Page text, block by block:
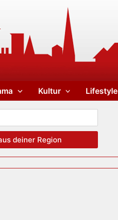
Kultur Lifestyle
deiner Region